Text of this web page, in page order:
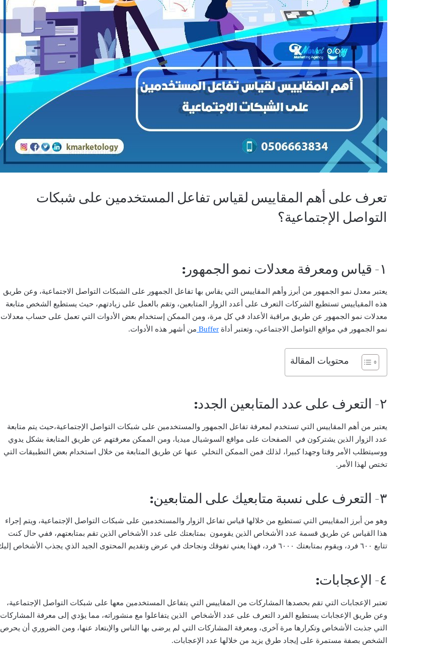
تعرف على أهم المقاييس لقياس تفاعل المستخدمين على شبكات
التواصل الإجتماعية؟
١- قياس ومعرفة معدلات نمو الجمهور:
يعتبر معدل نمو الجمهور من أبرز وأهم المقاييس التي يقاس بها تفاعل الجمهور على الشبكات التواصل الاجتماعية، وعن طريق
هذه المقياييس تستطيع الشركات التعرف على أعدد الزوار المتابعين، وتقم بالعمل على زيادتهم، حيث يستطيع الشخص متابعة
معدلات نمو الجمهور عن طريق مراقبة الأعداد في كل مرة، ومن الممكن إستخدام بعض الأدوات التي تعمل على حساب معدلات
نمو الجمهور في مواقع التواصل الاجتماعي، وتعتبر أداة Buffer من أشهر هذه الأدوات.
محتويات المقالة
٢- التعرف على عدد المتابعين الجدد:
يعتبر من أهم المقاييس التي تستخدم لمعرفة تفاعل الجمهور والمستخدمين على شبكات التواصل الإجتماعية،حيث يتم متابعة
عدد الزوار الذين يشتركون في الصفحات على مواقع السوشيال ميديا، ومن الممكن معرفتهم عن طريق المتابعة بشكل يدوي
ووسيتطلب الأمر وقتا وجهدا كبيرا، لذلك فمن الممكن التخلي عنها عن طريق المتابعة من خلال استخدام بعض التطبيقات التي
تختص لهذا الأمر.
٣- التعرف على نسبة متابعيك على المتابعين:
وهو من أبرز المقاييس التي تستطيع من خلالها قياس تفاعل الزوار والمستخدمين على شبكات التواصل الإجتماعية، ويتم إجراء
هذا القياس عن طريق قسمة عدد الأشخاص الذين يقومون بمتابعتك على عدد الأشخاص الذين تقم بمتابعتهم، ففي حال كنت
تتابع ٦٠٠ فرد، ويقوم بمتابعتك ٦٠٠٠ فرد، فهذا يعني تفوقك ونجاحك في عرض وتقديم المحتوى الجيد الذي يجذب الأشخاص إليك.
٤- الإعجابات:
تعتبر الإعجابات التي تقم بحصدها المشاركات من المقاييس التي يتفاعل المستخدمين معها على شبكات التواصل الإجتماعية،
وعن طريق الإعجابات يستطيع الفرد التعرف على عدد الأشخاص الذين يتفاعلوا مع منشوراته، مما يؤدي إلى معرفة المشاركات
التي جذبت الأشخاص وتكرارها مرة آخرى، ومعرفة المشاركات التي لم يرضى بها الناس والإبتعاد عنها، ومن الضروري أن يحرص
الشخص بصفة مستمرة على إيجاد طرق يزيد من خلالها عدد الإعجابات.